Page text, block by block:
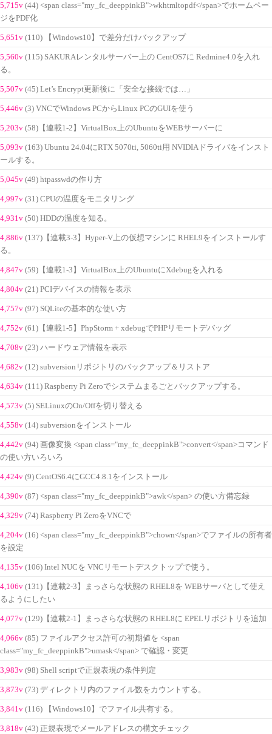
5,715v (44) <span class="my_fc_deeppinkB">wkhtmltopdf</span>でホームペー
ジをPDF化
5,651v (110) 【Windows10】で差分だけバックアップ
5,560v (115) SAKURAレンタルサーバー上の CentOS7に Redmine4.0を入れ
る。
5,507v (45) Let’s Encrypt更新後に「安全な接続では…」
5,446v (3) VNCでWindows PCからLinux PCのGUIを使う
5,203v (58)【連載1-2】VirtualBox上のUbuntuをWEBサーバーに
5,093v (163) Ubuntu 24.04にRTX 5070ti, 5060ti用 NVIDIAドライバをインスト
ールする。
5,045v (49) htpasswdの作り方
4,997v (31) CPUの温度をモニタリング
4,931v (50) HDDの温度を知る。
4,886v (137)【連載3-3】Hyper-V上の仮想マシンに RHEL9をインストールす
る。
4,847v (59)【連載1-3】VirtualBox上のUbuntuにXdebugを入れる
4,804v (21) PCIデバイスの情報を表示
4,757v (97) SQLiteの基本的な使い方
4,752v (61)【連載1-5】PhpStorm + xdebugでPHPリモートデバッグ
4,708v (23) ハードウェア情報を表示
4,682v (12) subversionリポジトリのバックアップ＆リストア
4,634v (111) Raspberry Pi Zeroでシステムまるごとバックアップする。
4,573v (5) SELinuxのOn/Offを切り替える
4,558v (14) subversionをインストール
4,442v (94) 画像変換 <span class="my_fc_deeppinkB">convert</span>コマンド
の使い方いろいろ
4,424v (9) CentOS6.4にGCC4.8.1をインストール
4,390v (87) <span class="my_fc_deeppinkB">awk</span> の使い方備忘録
4,329v (74) Raspberry Pi ZeroをVNCで
4,204v (16) <span class="my_fc_deeppinkB">chown</span>でファイルの所有者
を設定
4,135v (106) Intel NUCを VNCリモートデスクトップで使う。
4,106v (131)【連載2-3】まっさらな状態の RHEL8を WEBサーバとして使え
るようにしたい
4,077v (129)【連載2-1】まっさらな状態の RHEL8に EPELリポジトリを追加
4,066v (85) ファイルアクセス許可の初期値を <span
class="my_fc_deeppinkB">umask</span> で確認・変更
3,983v (98) Shell scriptで正規表現の条件判定
3,873v (73) ディレクトリ内のファイル数をカウントする。
3,841v (116) 【Windows10】でファイル共有する。
3,818v (43) 正規表現でメールアドレスの構文チェック